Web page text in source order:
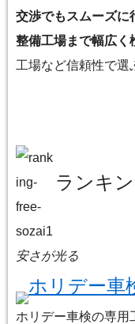
交渉でもスムーズに
整備工場まで幅広く
工場など信頼性で選
ランキ
安さが光る
ホリデー車
ホリデー車検の専用